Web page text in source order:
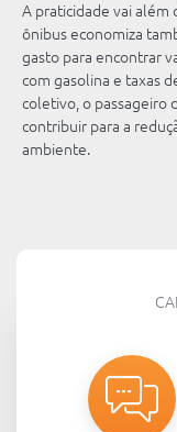
A praticidade vai além
ônibus economiza
gasto para encontrar
com gasolina e taxas
coletivo, o passageiro
contribuir para a
ambiente.